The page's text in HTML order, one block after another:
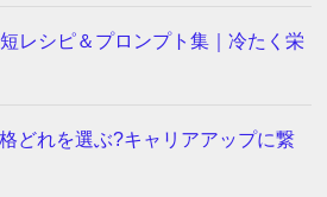
レシピ＆プロンプト集｜冷たく栄
どれを選ぶ?キャリアアップに繋